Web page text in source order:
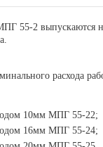
55-2 выпускаются
расхода
10мм МПГ 55-22;
16мм МПГ 55-24;